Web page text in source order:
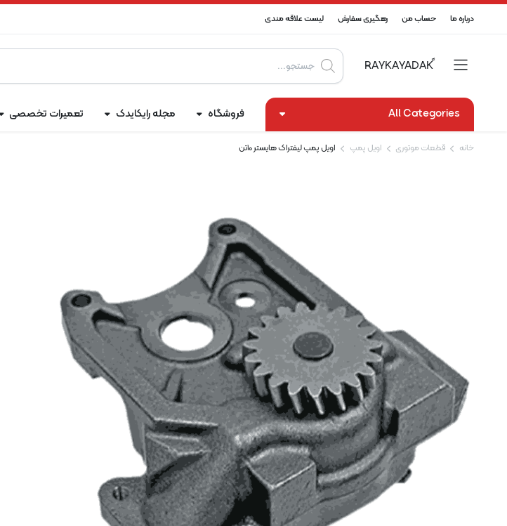
درباره ما حساب من رهگیری سفارش لیست علاقه مندی
Products
search
All Categories فروشگاه مجله رایکایدک تعمیرات تخصصی
خانه قطعات موتوری اویل پمپ اویل پمپ لیفتراک هایستر 10تن